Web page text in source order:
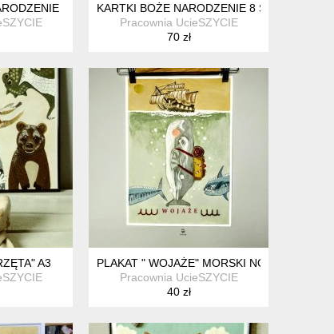
KARTKI BOŻE NARODZENIE 8 SZTUK
Pracownia UcieSZYCIE
70 zł
A3
PLAKAT " WOJAŻE" MORSKI NOWOŚĆ!! A3
Pracownia UcieSZYCIE
40 zł